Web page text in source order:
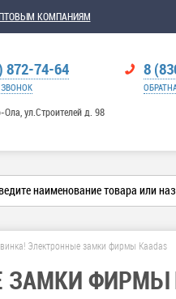
КОМПАНИЯМ
872-74-64
ЗВОНОК
ул.Строителей д. 98
8
Электронные замки фирмы Kaadas
ФИРМЫ